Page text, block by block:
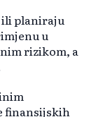
ili planiraju
u
rizikom, a
finansijskih